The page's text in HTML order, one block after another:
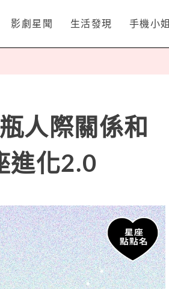
影劇星聞 生活發現 手機小姐
人際關係和
進化2.0